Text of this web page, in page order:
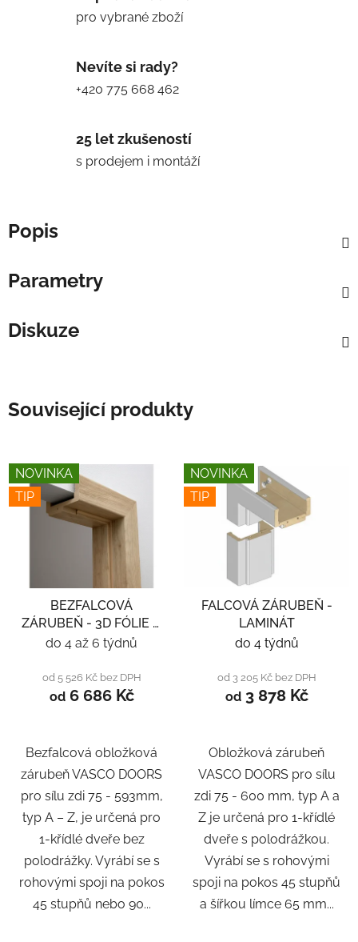
pro vybrané zboží
Nevíte si rady?
+420 775 668 462
25 let zkušeností
s prodejem i montáží
Popis
Parametry
Diskuze
Související produkty
NOVINKA
TIP
BEZFALCOVÁ
ZÁRUBEŇ - 3D FÓLIE A
LAMINÁT
do 4 až 6 týdnů
od 5 526 Kč bez DPH
od6 686 Kč
Bezfalcová obložková
zárubeň VASCO DOORS
pro sílu zdi 75 - 593mm,
typ A – Z, je určená pro
1-křídlé dveře bez
polodrážky. Vyrábí se s
rohovými spoji na pokos
45 stupňů nebo 90...
NOVINKA
TIP
FALCOVÁ ZÁRUBEŇ -
LAMINÁT
do 4 týdnů
od 3 205 Kč bez DPH
od3 878 Kč
Obložková zárubeň
VASCO DOORS pro sílu
zdi 75 - 600 mm, typ A a
Z je určená pro 1-křídlé
dveře s polodrážkou.
Vyrábí se s rohovými
spoji na pokos 45 stupňů
a šířkou límce 65 mm...